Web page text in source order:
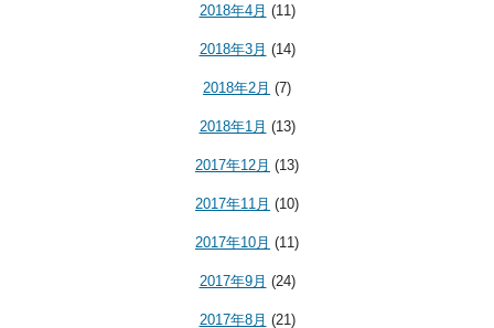
2018年4月 (11)
2018年3月 (14)
2018年2月 (7)
2018年1月 (13)
2017年12月 (13)
2017年11月 (10)
2017年10月 (11)
2017年9月 (24)
2017年8月 (21)